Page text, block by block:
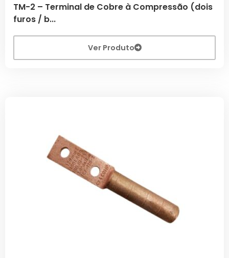
TM-2 – Terminal de Cobre à Compressão (dois
furos / b...
Ver Produto